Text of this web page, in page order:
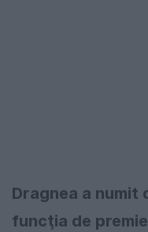
Dragnea a numit
funcţia de